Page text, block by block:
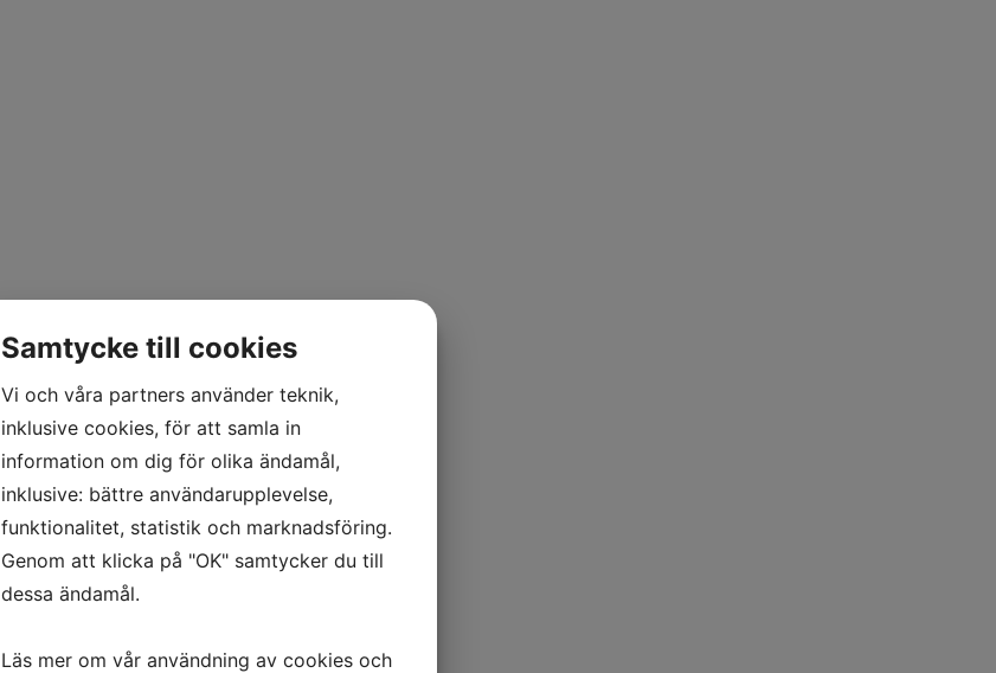
Samtycke till cookies
Vi och våra partners använder teknik,
inklusive cookies, för att samla in
information om dig för olika ändamål,
inklusive: bättre användarupplevelse,
funktionalitet, statistik och marknadsföring.
Genom att klicka på "OK" samtycker du till
dessa ändamål.
Läs mer om vår användning av cookies och